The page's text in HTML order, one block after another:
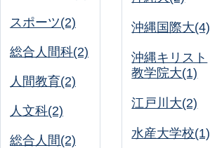
スポーツ(2)
総合人間科(2)
人間教育(2)
人文科(2)
総合人間(2)
沖縄国際大(4)
沖縄キリスト
教学院大(1)
江戸川大(2)
水産大学校(1)